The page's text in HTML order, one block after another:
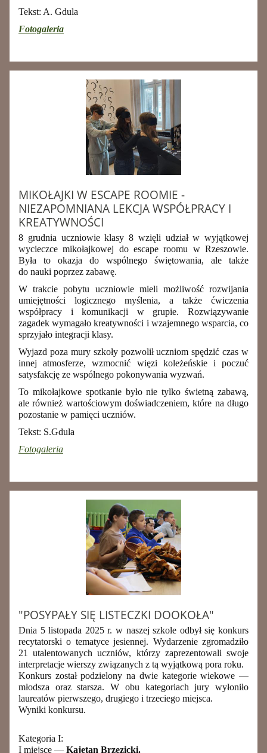
Tekst: A. Gdula
Fotogaleria
MIKOŁAJKI W ESCAPE ROOMIE -
NIEZAPOMNIANA LEKCJA WSPÓŁPRACY I
KREATYWNOŚCI
8 grudnia uczniowie klasy 8 wzięli udział w wyjątkowej
wycieczce mikołajkowej do escape roomu w Rzeszowie.
Była to okazja do wspólnego świętowania, ale także
do nauki poprzez zabawę.
W trakcie pobytu uczniowie mieli możliwość rozwijania
umiejętności logicznego myślenia, a także ćwiczenia
współpracy i komunikacji w grupie. Rozwiązywanie
zagadek wymagało kreatywności i wzajemnego wsparcia, co
sprzyjało integracji klasy.
Wyjazd poza mury szkoły pozwolił uczniom spędzić czas w
innej atmosferze, wzmocnić więzi koleżeńskie i poczuć
satysfakcję ze wspólnego pokonywania wyzwań.
To mikołajkowe spotkanie było nie tylko świetną zabawą,
ale również wartościowym doświadczeniem, które na długo
pozostanie w pamięci uczniów.
Tekst: S.Gdula
Fotogaleria
"POSYPAŁY SIĘ LISTECZKI DOOKOŁA"
Dnia 5 listopada 2025 r. w naszej szkole odbył się konkurs
recytatorski o tematyce jesiennej. Wydarzenie zgromadziło
21 utalentowanych uczniów, którzy zaprezentowali swoje
interpretacje wierszy związanych z tą wyjątkową pora roku.
Konkurs został podzielony na dwie kategorie wiekowe —
młodsza oraz starsza. W obu kategoriach jury wyłoniło
laureatów pierwszego, drugiego i trzeciego miejsca.
Wyniki konkursu.
Kategoria I:
I miejsce — Kajetan Brzezicki.